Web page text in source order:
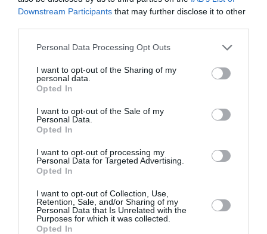
Downstream Participants that may further disclose it to other
Personal Data Processing Opt Outs
I want to opt-out of the Sharing of my
personal data.
Opted In
I want to opt-out of the Sale of my
Personal Data.
Opted In
I want to opt-out of processing my
Personal Data for Targeted Advertising.
Opted In
I want to opt-out of Collection, Use,
Retention, Sale, and/or Sharing of my
Personal Data that Is Unrelated with the
Purposes for which it was collected.
Opted In
Δείτε αυτή τη δημοσίευση στο Instagram.